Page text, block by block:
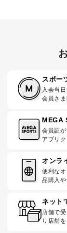
スポー
入会当
会員さ
MEGA
会員証が
アプリ
オンラ
便利な
品購入
ネット
店舗で
り店舗